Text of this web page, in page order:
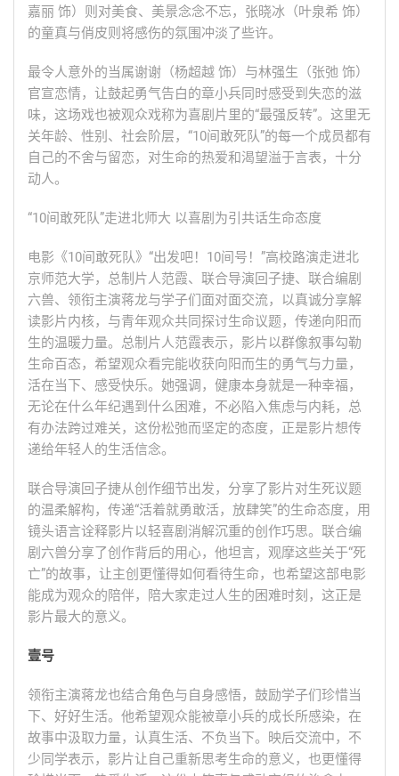
嘉丽 饰）则对美食、美景念念不忘，张晓冰（叶泉希 饰）
的童真与俏皮则将感伤的氛围冲淡了些许。
最令人意外的当属谢谢（杨超越 饰）与林强生（张弛 饰）
官宣恋情，让鼓起勇气告白的章小兵同时感受到失恋的滋
味，这场戏也被观众戏称为喜剧片里的“最强反转”。这里无
关年龄、性别、社会阶层，“10间敢死队”的每一个成员都有
自己的不舍与留恋，对生命的热爱和渴望溢于言表，十分
动人。
“10间敢死队”走进北师大 以喜剧为引共话生命态度
电影《10间敢死队》“出发吧！10间号！”高校路演走进北
京师范大学，总制片人范霞、联合导演回子捷、联合编剧
六兽、领衔主演蒋龙与学子们面对面交流，以真诚分享解
读影片内核，与青年观众共同探讨生命议题，传递向阳而
生的温暖力量。总制片人范霞表示，影片以群像叙事勾勒
生命百态，希望观众看完能收获向阳而生的勇气与力量，
活在当下、感受快乐。她强调，健康本身就是一种幸福，
无论在什么年纪遇到什么困难，不必陷入焦虑与内耗，总
有办法跨过难关，这份松弛而坚定的态度，正是影片想传
递给年轻人的生活信念。
联合导演回子捷从创作细节出发，分享了影片对生死议题
的温柔解构，传递“活着就勇敢活，放肆笑”的生命态度，用
镜头语言诠释影片以轻喜剧消解沉重的创作巧思。联合编
剧六兽分享了创作背后的用心，他坦言，观摩这些关于“死
亡”的故事，让主创更懂得如何看待生命，也希望这部电影
能成为观众的陪伴，陪大家走过人生的困难时刻，这正是
影片最大的意义。
壹号
领衔主演蒋龙也结合角色与自身感悟，鼓励学子们珍惜当
下、好好生活。他希望观众能被章小兵的成长所感染，在
故事中汲取力量，认真生活、不负当下。映后交流中，不
少同学表示，影片让自己重新思考生命的意义，也更懂得